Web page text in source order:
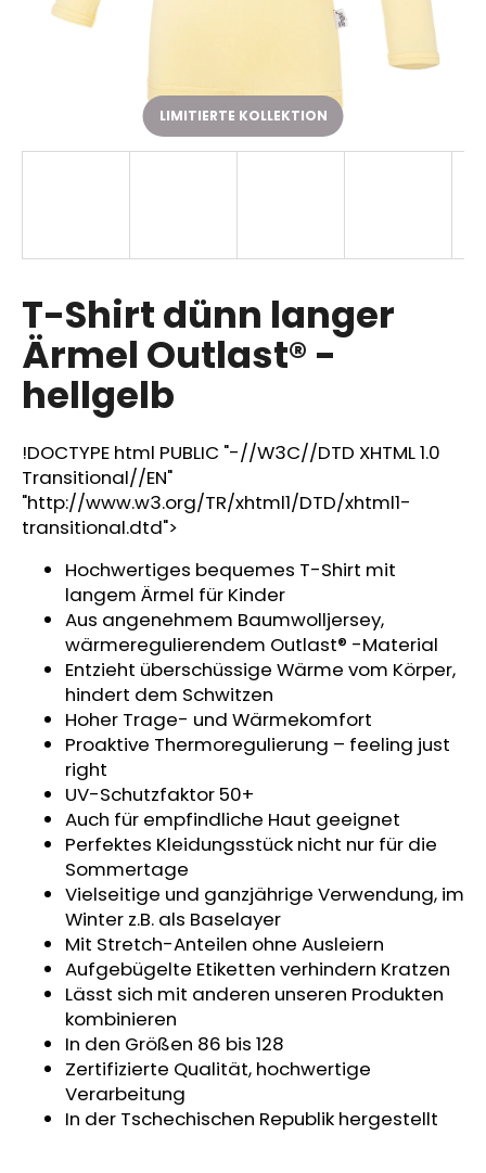
T-Shirt dünn langer
Ärmel Outlast® -
hellgelb
!DOCTYPE html PUBLIC "-//W3C//DTD XHTML 1.0
Transitional//EN"
"http://www.w3.org/TR/xhtml1/DTD/xhtml1-
transitional.dtd">
Hochwertiges bequemes T-Shirt mit
langem Ärmel für Kinder
Aus angenehmem Baumwolljersey,
wärmeregulierendem Outlast® -Material
Entzieht überschüssige Wärme vom Körper,
hindert dem Schwitzen
Hoher Trage- und Wärmekomfort
Proaktive Thermoregulierung – feeling just
right
UV-Schutzfaktor 50+
Auch für empfindliche Haut geeignet
Perfektes Kleidungsstück nicht nur für die
Sommertage
Vielseitige und ganzjährige Verwendung, im
Winter z.B. als Baselayer
Mit Stretch-Anteilen ohne Ausleiern
Aufgebügelte Etiketten verhindern Kratzen
Lässt sich mit anderen unseren Produkten
kombinieren
In den Größen 86 bis 128
Zertifizierte Qualität, hochwertige
Verarbeitung
In der Tschechischen Republik hergestellt
LIMITIERTE KOLLEKTION
p
f
e
h
e
n
KINDERSITZUNTERLAGE
OUTLAST®
-
GRAU
MELIERT
€24,90